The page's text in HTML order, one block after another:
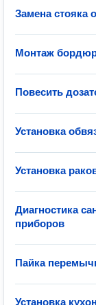
Замена стояка
Монтаж
Повесить
Установка
Установка
Диагностика
приборов
Пайка
Установка